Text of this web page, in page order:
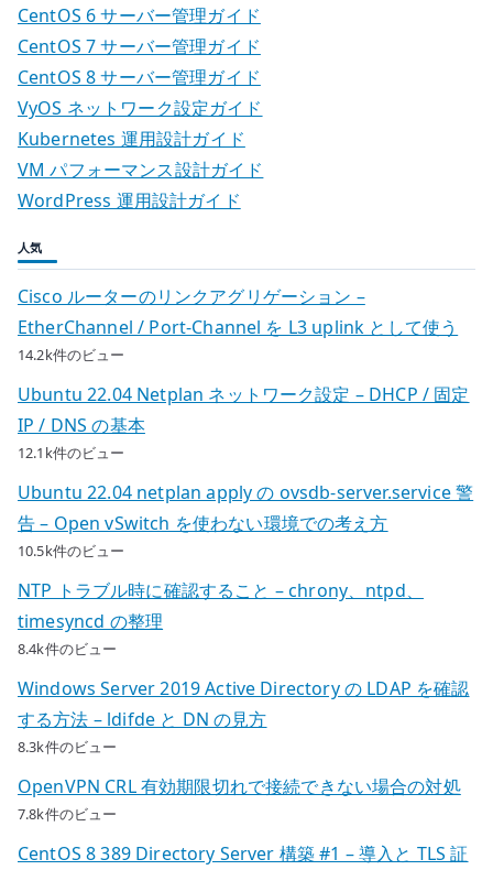
CentOS 6 サーバー管理ガイド
CentOS 7 サーバー管理ガイド
CentOS 8 サーバー管理ガイド
VyOS ネットワーク設定ガイド
Kubernetes 運用設計ガイド
VM パフォーマンス設計ガイド
WordPress 運用設計ガイド
人気
Cisco ルーターのリンクアグリゲーション –
EtherChannel / Port-Channel を L3 uplink として使う
14.2k件のビュー
Ubuntu 22.04 Netplan ネットワーク設定 – DHCP / 固定
IP / DNS の基本
12.1k件のビュー
Ubuntu 22.04 netplan apply の ovsdb-server.service 警
告 – Open vSwitch を使わない環境での考え方
10.5k件のビュー
NTP トラブル時に確認すること – chrony、ntpd、
timesyncd の整理
8.4k件のビュー
Windows Server 2019 Active Directory の LDAP を確認
する方法 – ldifde と DN の見方
8.3k件のビュー
OpenVPN CRL 有効期限切れで接続できない場合の対処
7.8k件のビュー
CentOS 8 389 Directory Server 構築 #1 – 導入と TLS 証